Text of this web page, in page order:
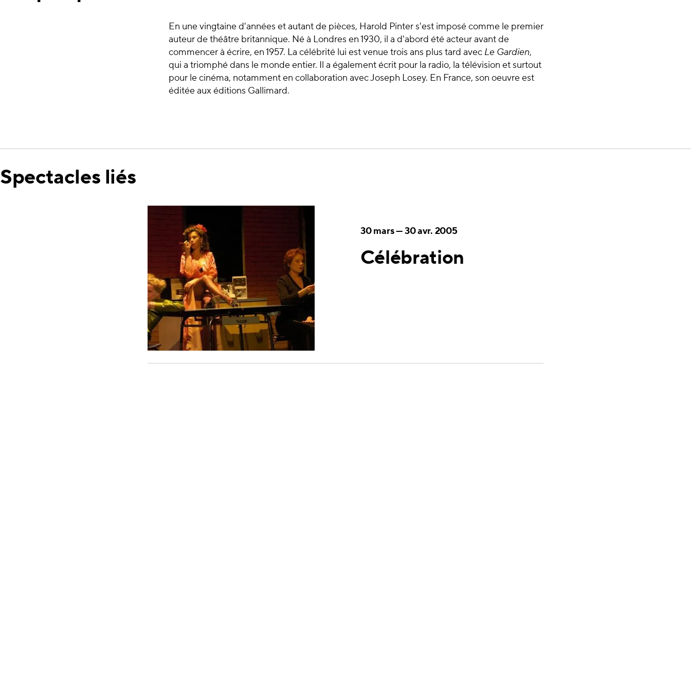
En une vingtaine d'années et autant de pièces, Harold Pinter s'est imposé comme le premier
auteur de théâtre britannique. Né à Londres en 1930, il a d'abord été acteur avant de
commencer à écrire, en 1957. La célébrité lui est venue trois ans plus tard avec Le Gardien,
qui a triomphé dans le monde entier. Il a également écrit pour la radio, la télévision et surtout
pour le cinéma, notamment en collaboration avec Joseph Losey. En France, son oeuvre est
éditée aux éditions Gallimard.
Spectacles liés
Célébration
30 mars—30 avr. 2005